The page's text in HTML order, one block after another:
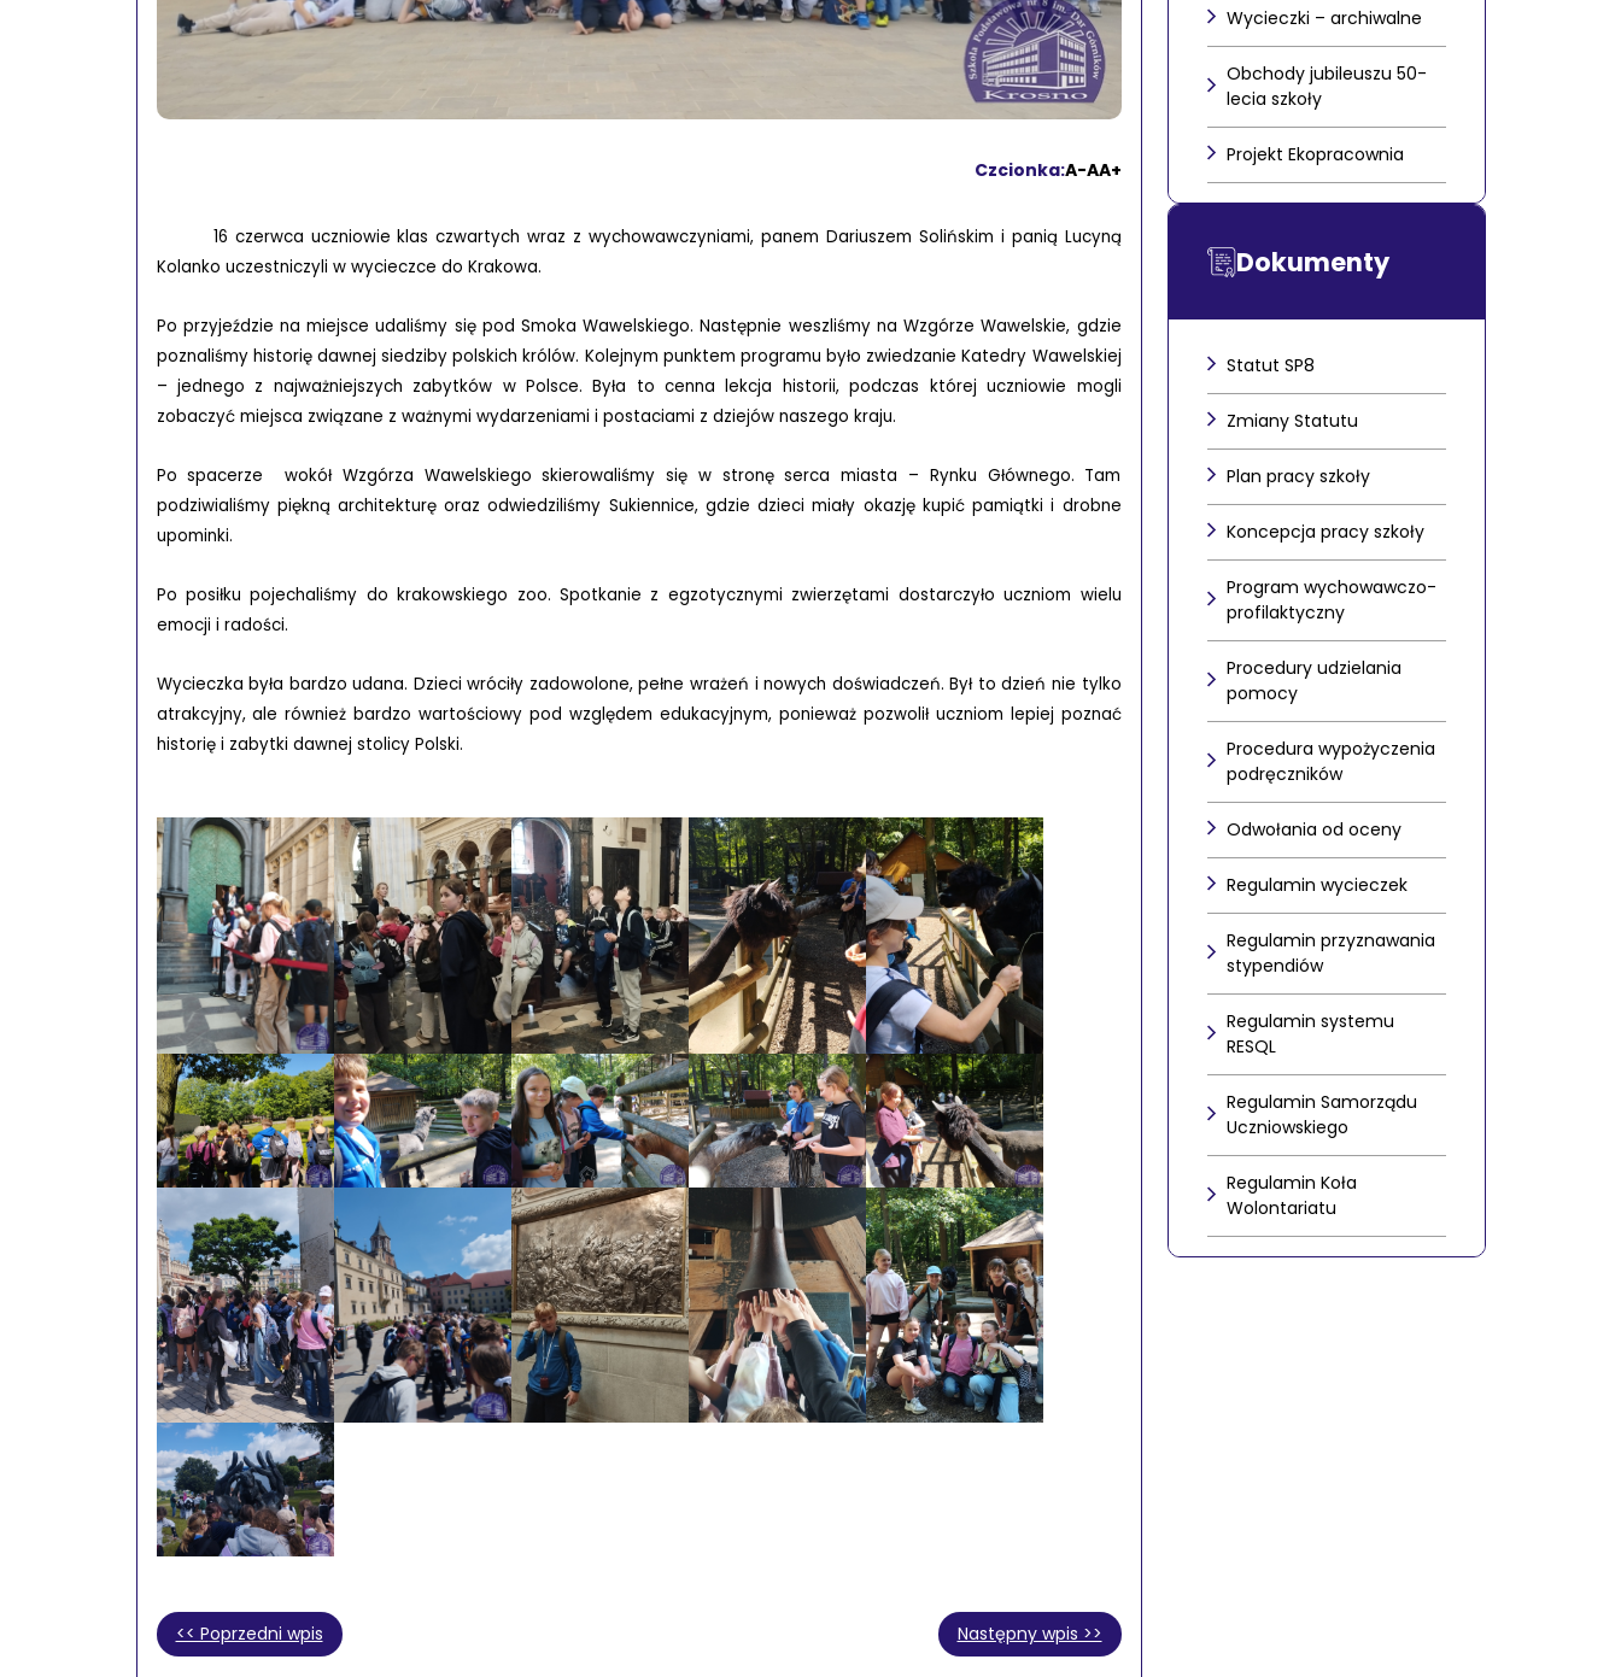
Czcionka:A-AA+
16 czerwca uczniowie klas czwartych wraz z wychowawczyniami, panem Dariuszem Solińskim i panią Lucyną
Kolanko uczestniczyli w wycieczce do Krakowa.
Po przyjeździe na miejsce udaliśmy się pod Smoka Wawelskiego. Następnie weszliśmy na Wzgórze Wawelskie, gdzie
poznaliśmy historię dawnej siedziby polskich królów. Kolejnym punktem programu było zwiedzanie Katedry Wawelskiej
– jednego z najważniejszych zabytków w Polsce. Była to cenna lekcja historii, podczas której uczniowie mogli
zobaczyć miejsca związane z ważnymi wydarzeniami i postaciami z dziejów naszego kraju.
Po spacerze wokół Wzgórza Wawelskiego skierowaliśmy się w stronę serca miasta – Rynku Głównego. Tam
podziwialiśmy piękną architekturę oraz odwiedziliśmy Sukiennice, gdzie dzieci miały okazję kupić pamiątki i drobne
upominki.
Po posiłku pojechaliśmy do krakowskiego zoo. Spotkanie z egzotycznymi zwierzętami dostarczyło uczniom wielu
emocji i radości.
Wycieczka była bardzo udana. Dzieci wróciły zadowolone, pełne wrażeń i nowych doświadczeń. Był to dzień nie tylko
atrakcyjny, ale również bardzo wartościowy pod względem edukacyjnym, ponieważ pozwolił uczniom lepiej poznać
historię i zabytki dawnej stolicy Polski.
<< Poprzedni wpis Następny wpis >>
Wycieczki – archiwalne
Obchody jubileuszu 50-
lecia szkoły
Projekt Ekopracownia
Dokumenty
Statut SP8
Zmiany Statutu
Plan pracy szkoły
Koncepcja pracy szkoły
Program wychowawczo-
profilaktyczny
Procedury udzielania
pomocy
Procedura wypożyczenia
podręczników
Odwołania od oceny
Regulamin wycieczek
Regulamin przyznawania
stypendiów
Regulamin systemu
RESQL
Regulamin Samorządu
Uczniowskiego
Regulamin Koła
Wolontariatu